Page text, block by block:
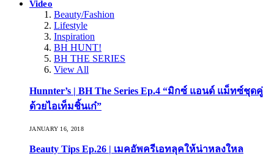
Video
Beauty/Fashion
Lifestyle
Inspiration
BH HUNT!
BH THE SERIES
View All
Hunnter’s | BH The Series Ep.4 “มิกซ์ แอนด์ แม็ทซ์ชุดคู่
ด้วยไอเท็มชิ้นเก๋”
JANUARY 16, 2018
Beauty Tips Ep.26 | เมคอัพครีเอทลุคให้น่าหลงใหล